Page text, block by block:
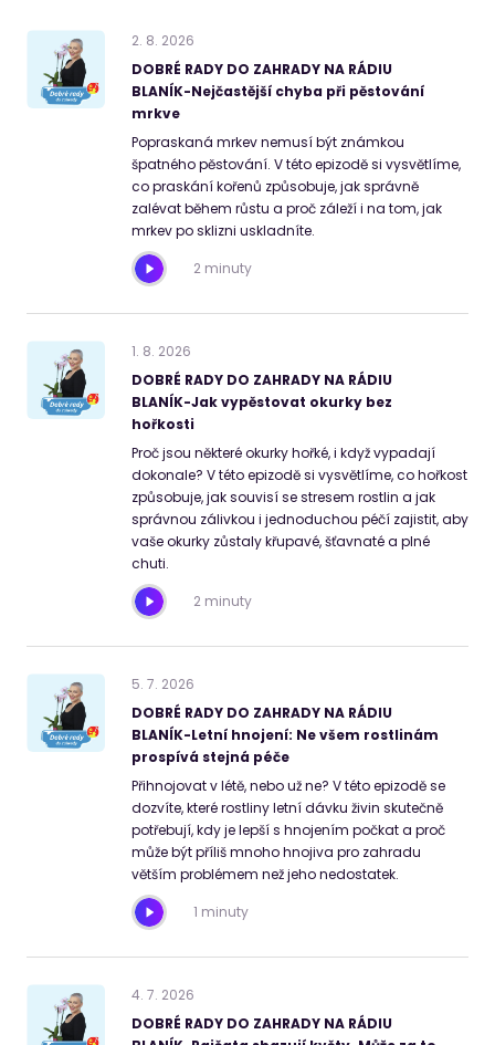
2. 8. 2026
DOBRÉ RADY DO ZAHRADY NA RÁDIU
BLANÍK-Nejčastější chyba při pěstování
mrkve
Popraskaná mrkev nemusí být známkou
špatného pěstování. V této epizodě si vysvětlíme,
co praskání kořenů způsobuje, jak správně
zalévat během růstu a proč záleží i na tom, jak
mrkev po sklizni uskladníte.
2 minuty
1. 8. 2026
DOBRÉ RADY DO ZAHRADY NA RÁDIU
BLANÍK-Jak vypěstovat okurky bez
hořkosti
Proč jsou některé okurky hořké, i když vypadají
dokonale? V této epizodě si vysvětlíme, co hořkost
způsobuje, jak souvisí se stresem rostlin a jak
správnou zálivkou i jednoduchou péčí zajistit, aby
vaše okurky zůstaly křupavé, šťavnaté a plné
chuti.
2 minuty
5. 7. 2026
DOBRÉ RADY DO ZAHRADY NA RÁDIU
BLANÍK-Letní hnojení: Ne všem rostlinám
prospívá stejná péče
Přihnojovat v létě, nebo už ne? V této epizodě se
dozvíte, které rostliny letní dávku živin skutečně
potřebují, kdy je lepší s hnojením počkat a proč
může být příliš mnoho hnojiva pro zahradu
větším problémem než jeho nedostatek.
1 minuty
4. 7. 2026
DOBRÉ RADY DO ZAHRADY NA RÁDIU